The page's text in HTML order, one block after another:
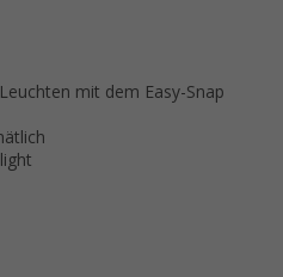
mit dem Easy-Snap